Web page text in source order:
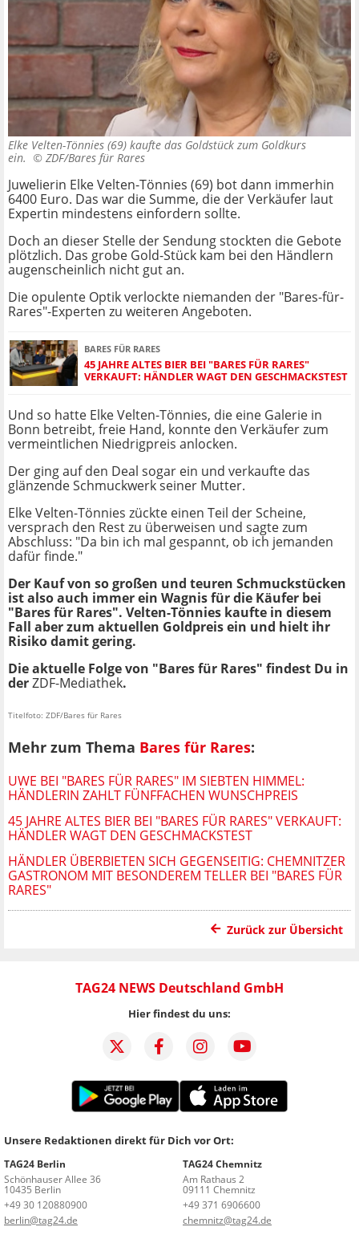
Elke Velten-Tönnies (69) kaufte das Goldstück zum Goldkurs
ein. © ZDF/Bares für Rares
Juwelierin Elke Velten-Tönnies (69) bot dann immerhin
6400 Euro. Das war die Summe, die der Verkäufer laut
Expertin mindestens einfordern sollte.
Doch an dieser Stelle der Sendung stockten die Gebote
plötzlich. Das grobe Gold-Stück kam bei den Händlern
augenscheinlich nicht gut an.
Die opulente Optik verlockte niemanden der "Bares-für-
Rares"-Experten zu weiteren Angeboten.
BARES FÜR RARES
45 JAHRE ALTES BIER BEI "BARES FÜR RARES"
VERKAUFT: HÄNDLER WAGT DEN GESCHMACKSTEST
Und so hatte Elke Velten-Tönnies, die eine Galerie in
Bonn betreibt, freie Hand, konnte den Verkäufer zum
vermeintlichen Niedrigpreis anlocken.
Der ging auf den Deal sogar ein und verkaufte das
glänzende Schmuckwerk seiner Mutter.
Elke Velten-Tönnies zückte einen Teil der Scheine,
versprach den Rest zu überweisen und sagte zum
Abschluss: "Da bin ich mal gespannt, ob ich jemanden
dafür finde."
Der Kauf von so großen und teuren Schmuckstücken
ist also auch immer ein Wagnis für die Käufer bei
"Bares für Rares". Velten-Tönnies kaufte in diesem
Fall aber zum aktuellen Goldpreis ein und hielt ihr
Risiko damit gering.
Die aktuelle Folge von "Bares für Rares" findest Du in
derZDF-Mediathek.
Titelfoto: ZDF/Bares für Rares
Mehr zum Thema Bares für Rares:
UWE BEI "BARES FÜR RARES" IM SIEBTEN HIMMEL:
HÄNDLERIN ZAHLT FÜNFFACHEN WUNSCHPREIS
45 JAHRE ALTES BIER BEI "BARES FÜR RARES" VERKAUFT:
HÄNDLER WAGT DEN GESCHMACKSTEST
HÄNDLER ÜBERBIETEN SICH GEGENSEITIG: CHEMNITZER
GASTRONOM MIT BESONDEREM TELLER BEI "BARES FÜR
RARES"
Zurück zur Übersicht
TAG24 NEWS Deutschland GmbH
Hier findest du uns:
Unsere Redaktionen direkt für Dich vor Ort:
TAG24 Berlin
Schönhauser Allee 36
10435 Berlin
+49 30 120880900
berlin@tag24.de
TAG24 Chemnitz
Am Rathaus 2
09111 Chemnitz
+49 371 6906600
chemnitz@tag24.de